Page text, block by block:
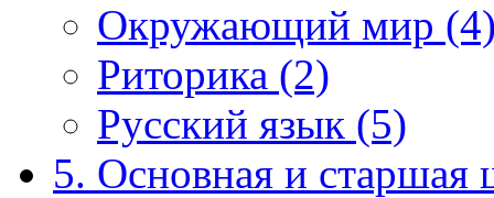
Окружающий мир
Риторика (2)
Русский язык (5)
5. Основная и старшая